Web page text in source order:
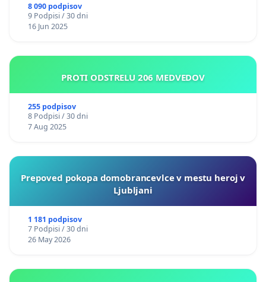
8 090 podpisov
9 Podpisi / 30 dni
16 Jun 2025
PROTI ODSTRELU 206 MEDVEDOV
255 podpisov
8 Podpisi / 30 dni
7 Aug 2025
Prepoved pokopa domobrancevlce v mestu heroj v
Ljubljani
1 181 podpisov
7 Podpisi / 30 dni
26 May 2026